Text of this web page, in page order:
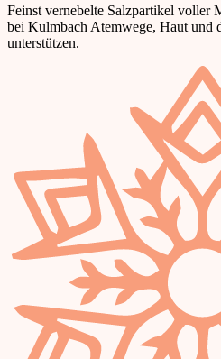
Feinst vernebelte Salzpartikel voller
bei Kulmbach Atemwege, Haut und
unterstützen.